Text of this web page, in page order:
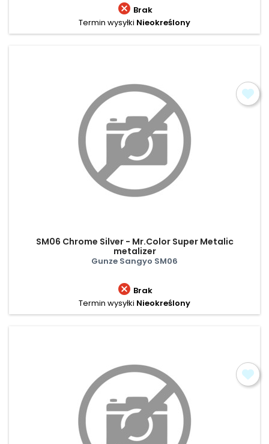
 Brak
Termin wysyłki Nieokreślony
SM06 Chrome Silver - Mr.Color Super Metalic
metalizer
Gunze Sangyo SM06
 Brak
Termin wysyłki Nieokreślony